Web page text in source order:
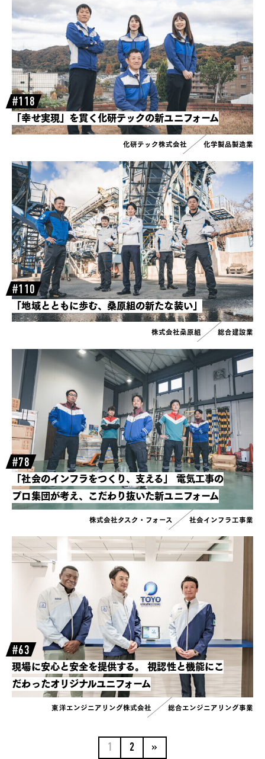
#118
「幸せ実現」を貫く化研テックの新ユニフォーム
化研テック株式会社 化学製品製造業
#110
「地域とともに歩む、桑原組の新たな装い」
株式会社桑原組 総合建設業
#78
「社会のインフラをつくり、支える」電気工事の
プロ集団が考え、こだわり抜いた新ユニフォーム
株式会社タスク・フォース 社会インフラ工事業
#63
現場に安心と安全を提供する。視認性と機能にこ
だわったオリジナルユニフォーム
東洋エンジニアリング株式会社 総合エンジニアリング事業
1 2 »